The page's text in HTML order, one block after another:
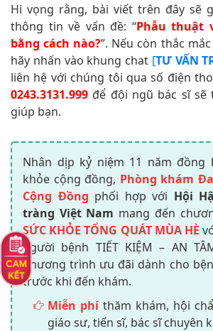
Hi vọng rằng, bài viết trên đây sẽ
thông tin về vấn đề: “Phẫu thuật
bằng cách nào?”. Nếu còn thắc
hãy nhấn vào khung chat [TƯ VẤN
liên hệ với chúng tôi qua số điện
0243.3131.999 để đội ngũ bác sĩ
giúp bạn.
Nhân dịp kỷ niệm 11 năm đồng
khỏe cộng đồng, Phòng khám
Cộng Đồng phối hợp với Hội
tràng Việt Nam mang đến
SỨC KHỎE TỔNG QUÁT MÙA HÈ
người bệnh TIẾT KIỆM – AN
Chương trình ưu đãi dành cho
trước khi đến khám.
Miễn phíthăm khám, hội
giáo sư, tiến sĩ, bác sĩ chuyên